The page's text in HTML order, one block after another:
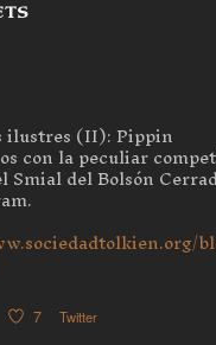
ilustres (II): Pippin
con la peculiar
Smial del Bolsón
7 Twitter